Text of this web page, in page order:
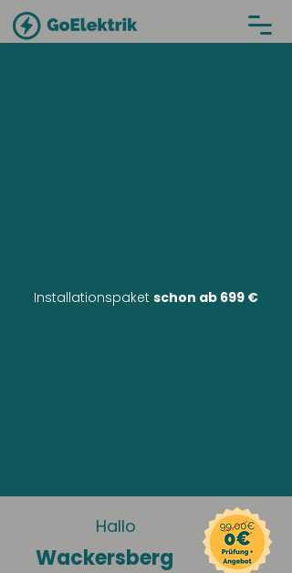
Installationspaket schon ab 699 €
Hallo
Wackersberg